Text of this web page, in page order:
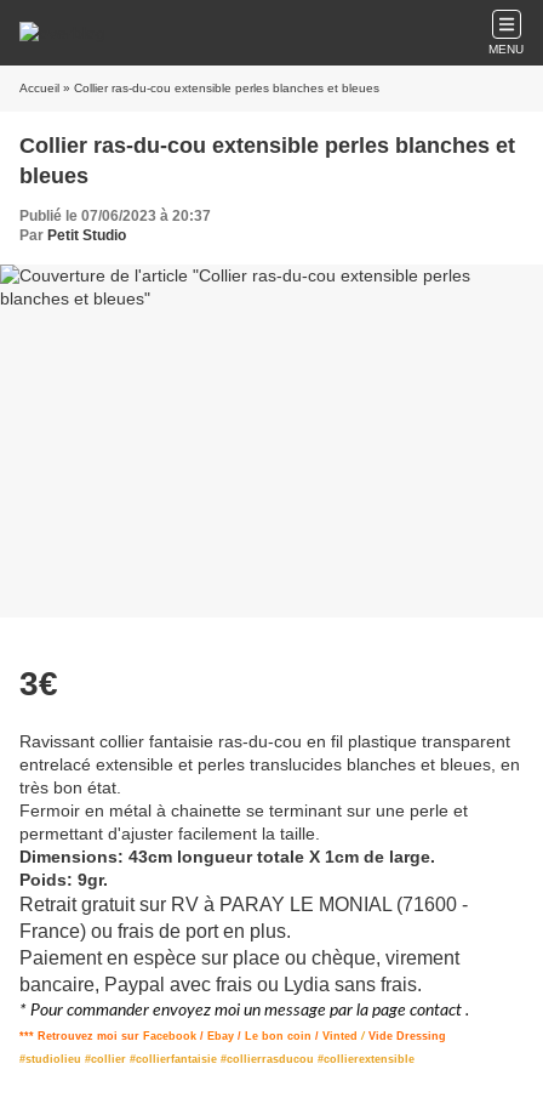
MENU
Accueil » Collier ras-du-cou extensible perles blanches et bleues
Collier ras-du-cou extensible perles blanches et
bleues
Publié le 07/06/2023 à 20:37
Par Petit Studio
3€
Ravissant collier fantaisie ras-du-cou en fil plastique transparent
entrelacé extensible et perles translucides blanches et bleues, en
très bon état.
Fermoir en métal à chainette se terminant sur une perle et
permettant d'ajuster facilement la taille.
Dimensions: 43cm longueur totale X 1cm de large.
Poids: 9gr.
Retrait gratuit sur RV à PARAY LE MONIAL (71600 -
France) ou frais de port en plus.
Paiement en espèce sur place ou chèque, virement
bancaire, Paypal avec frais ou Lydia sans frais.
* Pour commander envoyez moi un message par la page contact .
*** Retrouvez moi sur Facebook / Ebay / Le bon coin / Vinted / Vide Dressing
#studiolieu #collier #collierfantaisie #collierrasducou #collierextensible